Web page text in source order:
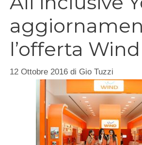
l’offerta Wind
12 Ottobre 2016 di Gio Tuzzi